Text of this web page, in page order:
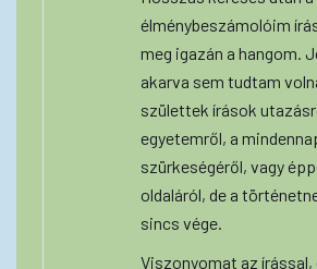
élménybeszámolóim
meg igazán a hangom.
akarva sem tudtam
születtek írások
egyetemről, a
szürkeségéről, vagy
oldaláról, de a
sincs vége.
Viszonyomat az írással,